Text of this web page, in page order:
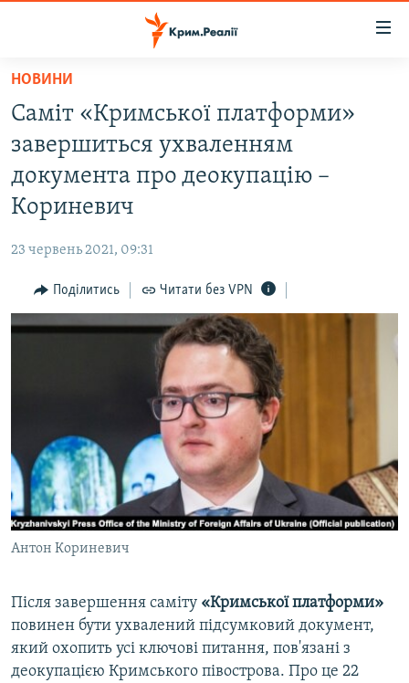
Перейти
основного
матеріалу
Перейти
до
основної
Перейти
пошуку
ВІДЕО ТА ФОТО
ПОЛІТИКА
ПОГЛЯД
ІНТЕРВ'Ю
ВСЕ ЗА ДЕНЬ
СВІДЧЕННЯ ОКУПАЦІЇ
УКРАЇНСЬКА ПРОБЛЕМА КРИМУ
ІНФОГРАФІКА
ЯК ОБІЙТИ БЛОКУВАННЯ
Русский
Qırımtatar
ДОЛУЧАЙСЯ!
Усі сайти RFE/RL
НОВИНИ
Саміт «Кримської платформи»
завершиться ухваленням
документа про деокупацію –
Кориневич
23 червень 2021, 09:31
Поділитись Читати без VPN
Антон Кориневич
Після завершення саміту «Кримської платформи»
повинен бути ухвалений підсумковий документ,
який охопить усі ключові питання, пов'язані з
деокупацією Кримського півострова. Про це 22